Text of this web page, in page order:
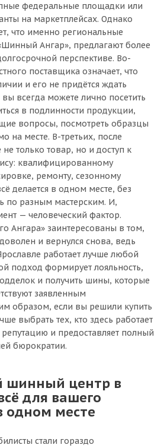
федеральные площадки или
на маркетплейсах. Однако
что именно региональные
Ангар», предлагают более
перспективе. Во-
поставщика означает, что
и его не придётся ждать
всегда можете лично посетить
в подлинности продукции,
вопросы, посмотреть образцы
на месте. В-третьих, после
только товар, но и доступ к
квалифицированному
ремонту, сезонному
делается в одном месте, без
по разным мастерским. И,
— человеческий фактор.
Ангара» заинтересованы в том,
и вернулся снова, ведь
работает лучше любой
подход формирует лояльность,
и получить шины, которые
заявленным
образом, если вы решили купить
выбрать тех, кто здесь работает
и предоставляет полный
бюрократии.
шинный центр в
для вашего
одном месте
стали гораздо